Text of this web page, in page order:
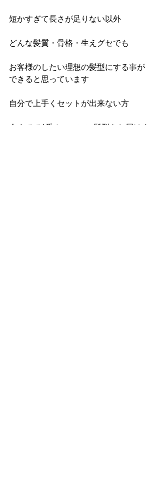
短かすぎて長さが足りない以外
どんな髪質・骨格・生えグセでも
お客様のしたい理想の髪型にする事が
できると思っています
自分で上手くセットが出来ない方